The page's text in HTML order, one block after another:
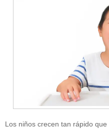
Los niños crecen tan rápido